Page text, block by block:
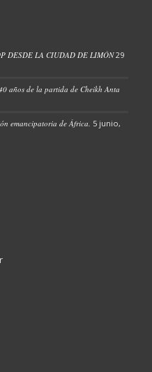
DESDE LA CIUDAD DE LIMÓN 29
años de la partida de Cheikh Anta
emancipatoria de África. 5 junio,